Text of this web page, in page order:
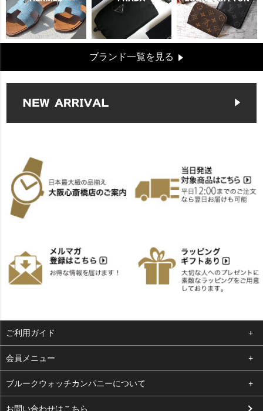
ブランド一覧を見る
ご利用ガイド
よくある質問
支払い・送料
お客様の声
会員メニュー
ログイン
お気に入り
ブルークウォッチカンパニーについて
会社概要
お問い合わせはこちら